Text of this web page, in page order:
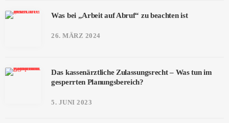
Was bei „Arbeit auf Abruf“ zu beachten ist
26. MÄRZ 2024
Das kassenärztliche Zulassungsrecht – Was tun im
gesperrten Planungsbereich?
5. JUNI 2023